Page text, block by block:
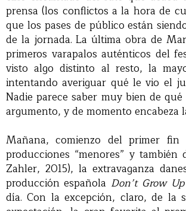
prensa (los conflictos a la hora de
que los pases de público están
de la jornada. La última obra de
primeros varapalos auténticos del
visto algo distinto al resto, la
intentando averiguar qué le vio el
Nadie parece saber muy bien de
argumento, y de momento encabeza
Mañana, comienzo del primer
producciones “menores” y
Zahler, 2015), la extravaganza
producción española Don’t Grow Up
día. Con la excepción, claro, de la